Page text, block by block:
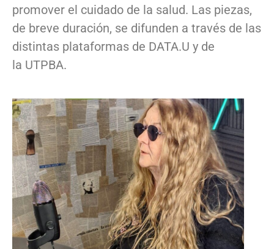
promover el cuidado de la salud. Las piezas,
de breve duración, se difunden a través de las
distintas plataformas de DATA.U y de
la UTPBA.